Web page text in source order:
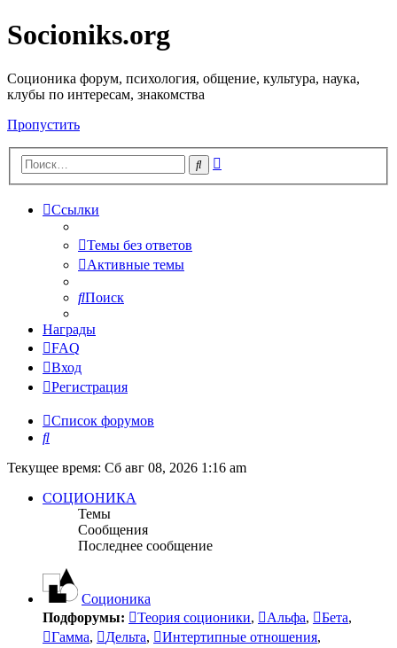
Socioniks.org
Соционика форум, психология, общение, культура, наука,
клубы по интересам, знакомства
Пропустить
Поиск
Ссылки
Темы без ответов
Активные темы
Поиск
Награды
FAQ
Вход
Регистрация
Список форумов
Поиск
Текущее время: Сб авг 08, 2026 1:16 am
СОЦИОНИКА
Темы
Сообщения
Последнее сообщение
Соционика
Подфорумы:
Теория соционики, Альфа, Бета,
Гамма, Дельта, Интертипные отношения,